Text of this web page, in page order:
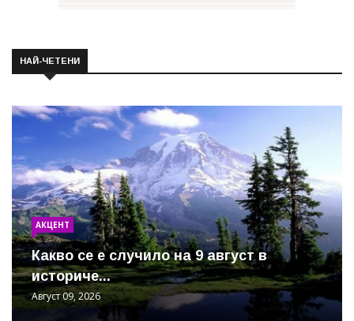
НАЙ-ЧЕТЕНИ
АКЦЕНТ
Какво се е случило на 9 август в
историче...
Август 09, 2026